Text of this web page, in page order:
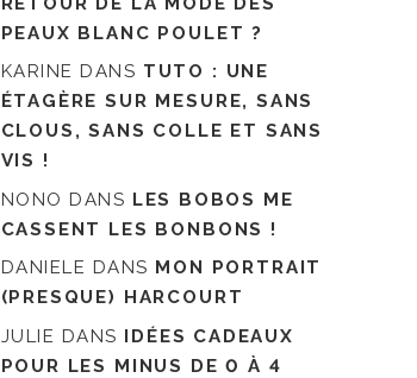
PEAUX BLANC POULET ?
KARINE DANS TUTO : UNE
ÉTAGÈRE SUR MESURE, SANS
CLOUS, SANS COLLE ET SANS
VIS !
NONO DANS LES BOBOS ME
CASSENT LES BONBONS !
DANIELE DANS MON PORTRAIT
(PRESQUE) HARCOURT
JULIE DANS IDÉES CADEAUX
POUR LES MINUS DE 0 À 4